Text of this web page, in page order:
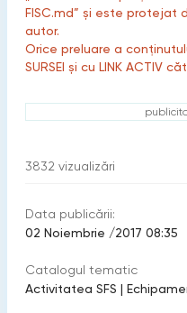
FISC.md” și este protejat
autor.
Orice preluare a
SURSEI și cu LINK ACTIV
3832 vizualizări
Data publicării:
02 Noiembrie /2017 08:35
Catalogul tematic
Activitatea SFS |